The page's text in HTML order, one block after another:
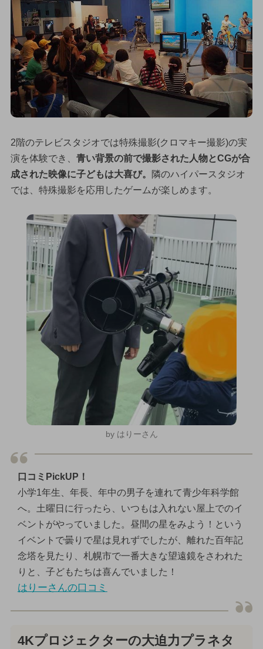
2階のテレビスタジオでは特殊撮影(クロマキー撮影)の実
演を体験でき、 青い背景の前で撮影された人物とCGが合
成された映像に子どもは大喜び。
隣のハイパースタジオ
では、特殊撮影を応用したゲームが楽しめます。
by はりーさん
口コミPickUP！
小学1年生、年長、年中の男子を連れて青少年科学館
へ。土曜日に行ったら、いつもは入れない屋上でのイ
ベントがやっていました。昼間の星をみよう！という
イベントで曇りで星は見れずでしたが、離れた百年記
念塔を見たり、札幌市で一番大きな望遠鏡をさわれた
りと、子どもたちは喜んでいました！
はりーさんの口コミ
4Kプロジェクターの大迫力プラネタ